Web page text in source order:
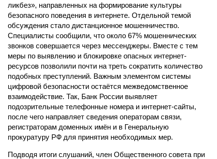
ликбез», направленных на формирование культуры
безопасного поведения в интернете. Отдельной темой
обсуждения стало дистанционное мошенничество.
Специалисты сообщили, что около 67% мошеннических
звонков совершается через мессенджеры. Вместе с тем
меры по выявлению и блокировке опасных интернет-
ресурсов позволили почти на треть сократить количество
подобных преступлений. Важным элементом системы
цифровой безопасности остаётся межведомственное
взаимодействие. Так, Банк России выявляет
подозрительные телефонные номера и интернет-сайты,
после чего направляет сведения операторам связи,
регистраторам доменных имён и в Генеральную
прокуратуру РФ для принятия необходимых мер.
Подводя итоги слушаний, член Общественного совета при